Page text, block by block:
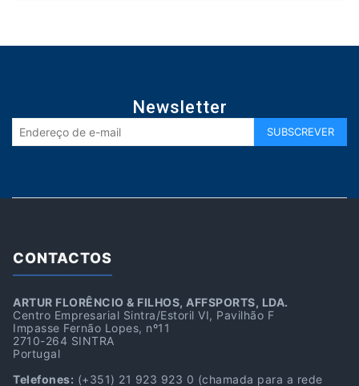
Newsletter
CONTACTOS
ARTUR FLORÊNCIO & FILHOS, AFFSPORTS, LDA.
Centro Empresarial Sintra/Estoril VI, Pavilhão F
Impasse Fernão Lopes, nº11
2710-264 SINTRA
Portugal
Telefones: (+351) 21 923 923 0 (chamada para a rede